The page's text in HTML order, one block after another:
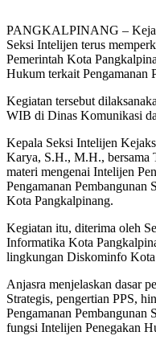
PANGKALPINANG –
Seksi Intelijen terus
Pemerintah Kota
Hukum terkait Pengamanan
Kegiatan tersebut
WIB di Dinas Komunikasi
Kepala Seksi Intelijen
Karya, S.H., M.H., bersama
materi mengenai Intelijen
Pengamanan Pembangunan
Kota Pangkalpinang.
Kegiatan itu, diterima oleh
Informatika Kota
lingkungan Diskominfo
Anjasra menjelaskan dasar
Strategis, pengertian PPS,
Pengamanan Pembangunan
fungsi Intelijen Penegakan